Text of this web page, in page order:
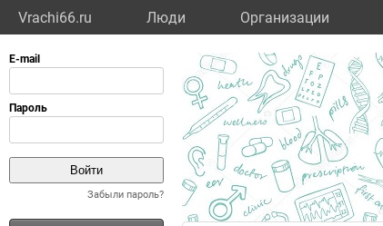
Vrachi66.ru Люди Организации
Забыли пароль?